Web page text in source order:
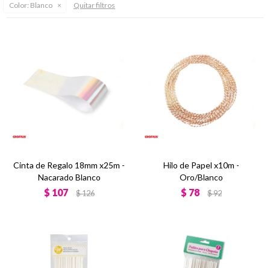
Color: Blanco Quitar filtros
Cinta de Regalo 18mm x25m -
Nacarado Blanco
$ 107 $126
Hilo de Papel x10m -
Oro/Blanco
$ 78 $92